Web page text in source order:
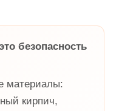
безопасность
материалы:
кирпич,